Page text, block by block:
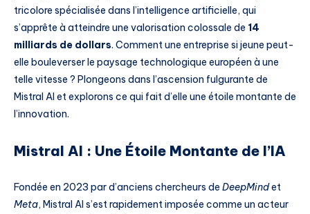
tricolore spécialisée dans l’intelligence artificielle, qui
s’apprête à atteindre une valorisation colossale de 14
milliards de dollars. Comment une entreprise si jeune peut-
elle bouleverser le paysage technologique européen à une
telle vitesse ? Plongeons dans l’ascension fulgurante de
Mistral AI et explorons ce qui fait d’elle une étoile montante de
l’innovation.
Mistral AI : Une Étoile Montante de l’IA
Fondée en 2023 par d’anciens chercheurs de DeepMindet
Meta, Mistral AI s’est rapidement imposée comme un acteur